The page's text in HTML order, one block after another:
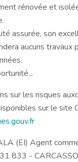
rénovée et
assurée, son
aucuns travaux
sur les risques
sur le site
(EI) Agent
833 -